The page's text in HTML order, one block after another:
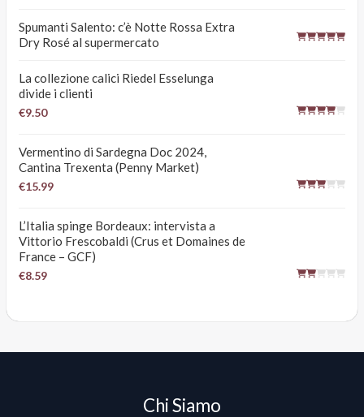
Spumanti Salento: c’è Notte Rossa Extra
Dry Rosé al supermercato
La collezione calici Riedel Esselunga
divide i clienti
€9.50
Vermentino di Sardegna Doc 2024,
Cantina Trexenta (Penny Market)
€15.99
L’Italia spinge Bordeaux: intervista a
Vittorio Frescobaldi (Crus et Domaines de
France – GCF)
€8.59
Chi Siamo